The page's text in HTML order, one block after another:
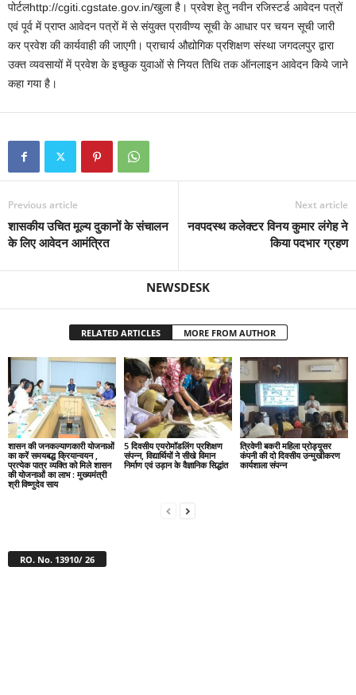
पोर्टलhttp://cgiti.cgstate.gov.in/खुला है। प्रवेश हेतु नवीन रजिस्टर्ड आवेदन पत्रों
एवं पूर्व में प्राप्त आवेदन पत्रों में से संयुक्त प्रावीण्य सूची के आधार पर चयन सूची जारी
कर प्रवेश की कार्यवाही की जाएगी। प्राचार्य औद्योगिक प्रशिक्षण संस्था जगदलपुर द्वारा
उक्त व्यवसायों में प्रवेश के इच्छुक युवाओं से नियत तिथि तक ऑनलाइन आवेदन किये जाने
कहा गया है।
Previous article
शासकीय उचित मूल्य दुकानों के संचालन
के लिए आवेदन आमंत्रित
Next article
नवपदस्थ कलेक्टर विनय कुमार लंगेह ने
किया पदभार ग्रहण
NEWSDESK
RELATED ARTICLES MORE FROM AUTHOR
शासन की जनकल्याणकारी योजनाओं
का करें समयबद्ध क्रियान्वयन ,
प्रत्येक पात्र व्यक्ति को मिले शासन
की योजनाओं का लाभ : मुख्यमंत्री
श्री विष्णुदेव साय
5 दिवसीय एयरोमॉडलिंग प्रशिक्षण
संपन्न, विद्यार्थियों ने सीखे विमान
निर्माण एवं उड़ान के वैज्ञानिक सिद्धांत
त्रिवेणी बकरी महिला प्रोड्यूसर
कंपनी की दो दिवसीय उन्मुखीकरण
कार्यशाला संपन्न
RO. No. 13910/ 26